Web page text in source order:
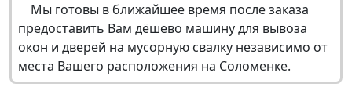
Мы готовы в ближайшее время после заказа
предоставить Вам дёшево машину для вывоза
окон и дверей на мусорную свалку независимо от
места Вашего расположения на Соломенке.